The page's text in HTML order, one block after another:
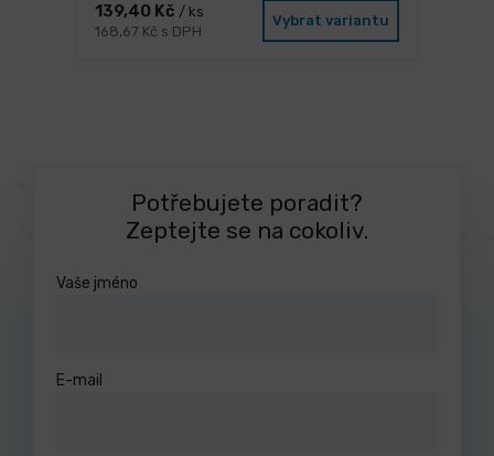
139,40 Kč / ks
168,67 Kč s DPH
Vybrat variantu
Potřebujete poradit?
Zeptejte se na cokoliv.
Vaše jméno
E-mail